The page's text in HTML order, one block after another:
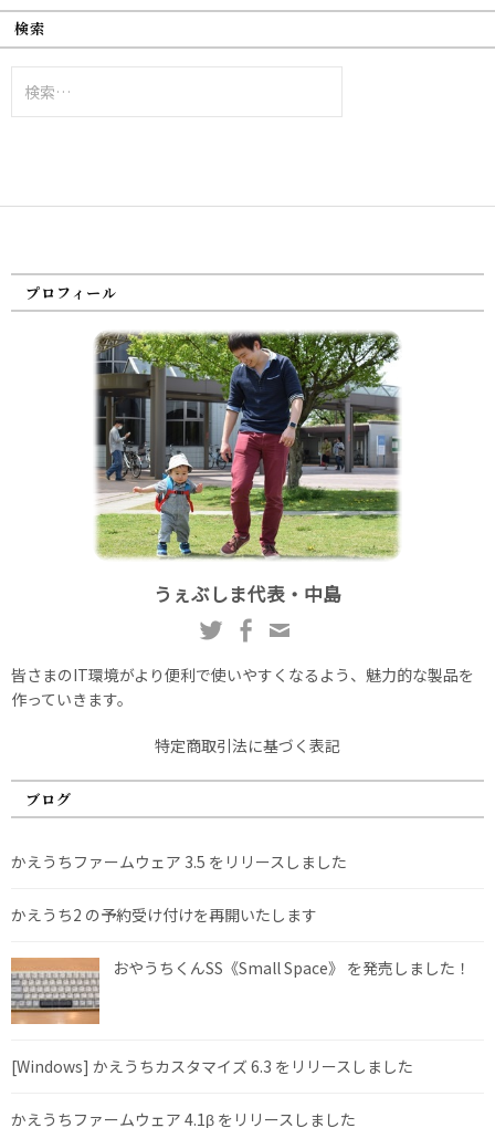
検索
索:
プロフィール
うぇぶしま代表・中島
皆さまのIT環境がより便利で使いやすくなるよう、魅力的な製品を
作っていきます。
特定商取引法に基づく表記
ブログ
かえうちファームウェア 3.5 をリリースしました
かえうち2 の予約受け付けを再開いたします
おやうちくんSS《Small Space》 を発売しました！
[Windows] かえうちカスタマイズ 6.3 をリリースしました
かえうちファームウェア 4.1β をリリースしました